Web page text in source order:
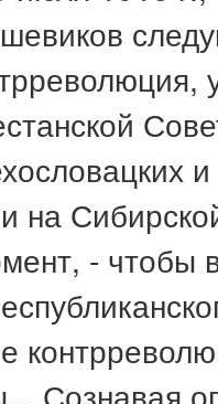
на
- чтобы
Сознавая